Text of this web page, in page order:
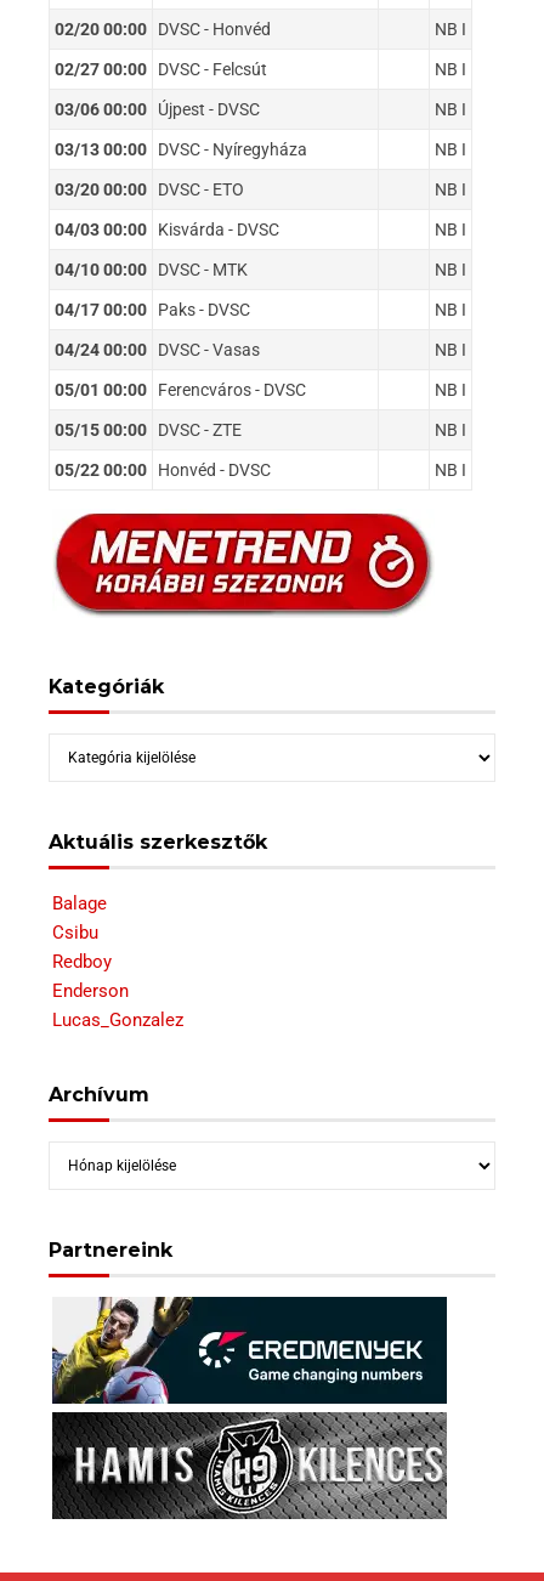
02/20 00:00 DVSC - Honvéd NB I
02/27 00:00 DVSC - Felcsút NB I
03/06 00:00 Újpest - DVSC NB I
03/13 00:00 DVSC - Nyíregyháza NB I
03/20 00:00 DVSC - ETO NB I
04/03 00:00 Kisvárda - DVSC NB I
04/10 00:00 DVSC - MTK NB I
04/17 00:00 Paks - DVSC NB I
04/24 00:00 DVSC - Vasas NB I
05/01 00:00 Ferencváros - DVSC NB I
05/15 00:00 DVSC - ZTE NB I
05/22 00:00 Honvéd - DVSC NB I
Kategóriák
Kategóriák
Aktuális szerkesztők
Balage
Csibu
Redboy
Enderson
Lucas_Gonzalez
Archívum
Archívum
Partnereink